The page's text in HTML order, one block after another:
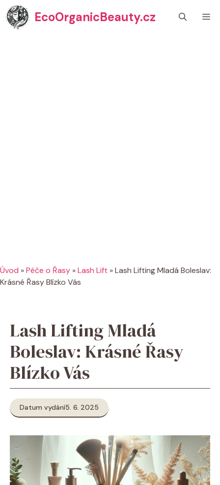
Přeskočit
na
obsah
EcoOrganicBeauty.cz
Úvod »Péče o Řasy »Lash Lift »Lash Lifting Mladá Boleslav:
Krásné Řasy Blízko Vás
Lash Lifting Mladá
Boleslav: Krásné Řasy
Blízko Vás
Datum vydání5. 6. 2025